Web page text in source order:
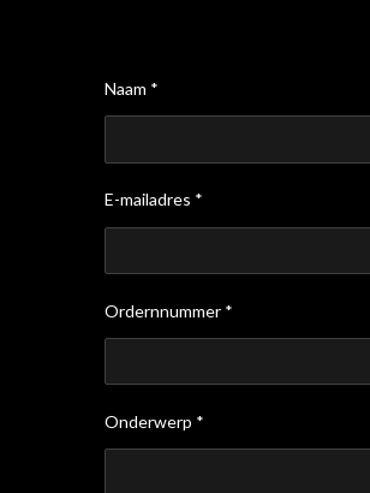
Naam *
E-mailadres *
Ordernnummer *
Onderwerp *